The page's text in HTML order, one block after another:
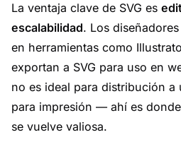
La ventaja clave de SVG es
escalabilidad. Los
en herramientas como
exportan a SVG para uso en
no es ideal para distribución a
para impresión — ahí es
se vuelve valiosa.